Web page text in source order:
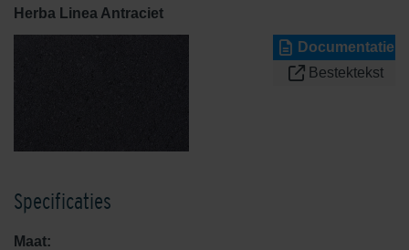
Herba Linea Antraciet
Documentatie
Bestektekst
Specificaties
Maat: